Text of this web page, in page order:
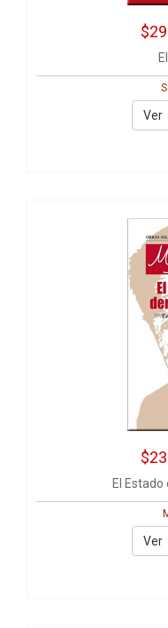
Ver
El
Ver